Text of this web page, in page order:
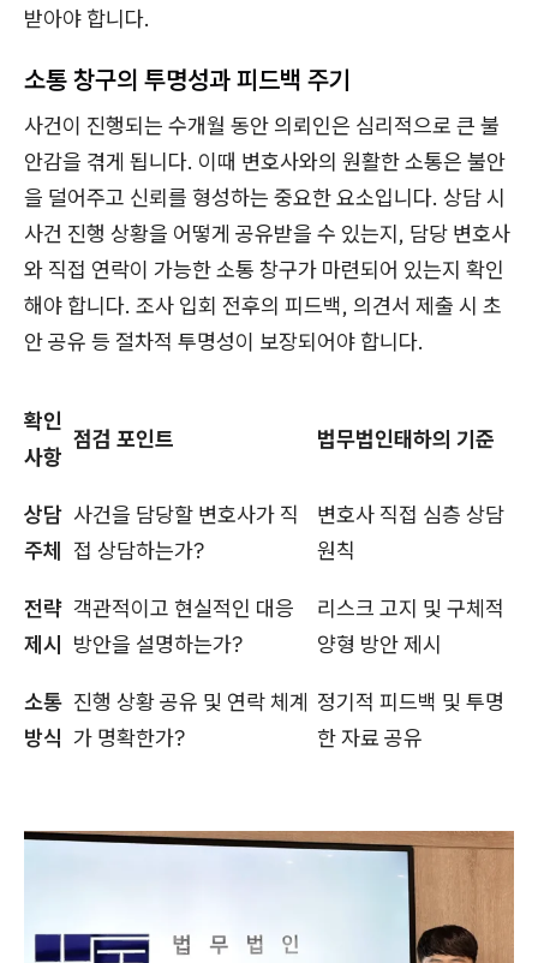
받아야 합니다.
소통 창구의 투명성과 피드백 주기
사건이 진행되는 수개월 동안 의뢰인은 심리적으로 큰 불
안감을 겪게 됩니다. 이때 변호사와의 원활한 소통은 불안
을 덜어주고 신뢰를 형성하는 중요한 요소입니다. 상담 시
사건 진행 상황을 어떻게 공유받을 수 있는지, 담당 변호사
와 직접 연락이 가능한 소통 창구가 마련되어 있는지 확인
해야 합니다. 조사 입회 전후의 피드백, 의견서 제출 시 초
안 공유 등 절차적 투명성이 보장되어야 합니다.
확인
사항
점검 포인트 법무법인태하의 기준
상담
주체
사건을 담당할 변호사가 직
접 상담하는가?
변호사 직접 심층 상담
원칙
전략
제시
객관적이고 현실적인 대응
방안을 설명하는가?
리스크 고지 및 구체적
양형 방안 제시
소통
방식
진행 상황 공유 및 연락 체계
가 명확한가?
정기적 피드백 및 투명
한 자료 공유